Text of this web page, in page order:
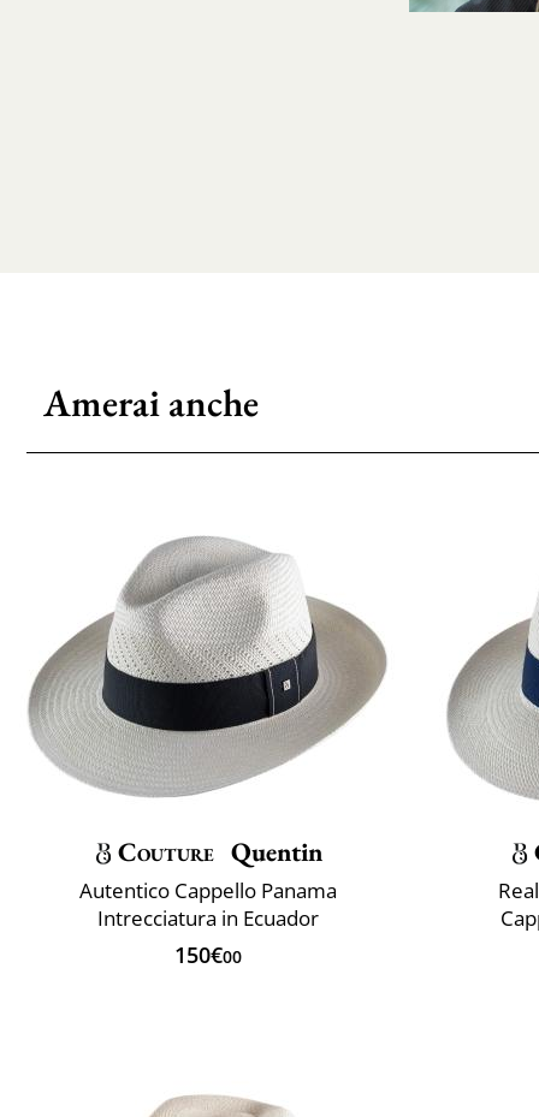
Amerai anche
Couture Quentin
Autentico Cappello Panama
Intrecciatura in Ecuador
150€00